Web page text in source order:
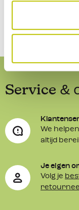
Service &
We
altijd
Je eigen
Volg je